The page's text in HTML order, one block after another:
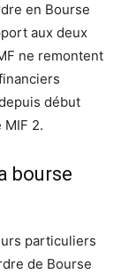
en Bourse
aux deux
ne remontent
début
MIF 2.
bourse
particuliers
de Bourse